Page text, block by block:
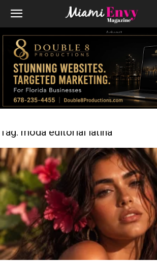
Advert
Tag: moda editorial latina